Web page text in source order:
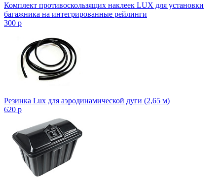
Комплект противоскользящих наклеек LUX для установки
багажника на интегрированные рейлинги
300 p
Резинка Lux для аэродинамической дуги (2,65 м)
620 p